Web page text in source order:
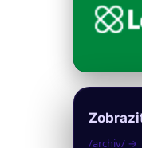
/archiv/ →